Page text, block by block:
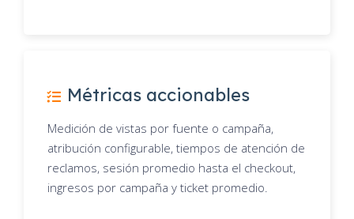
Métricas accionables
Medición de vistas por fuente o campaña,
atribución configurable, tiempos de atención de
reclamos, sesión promedio hasta el checkout,
ingresos por campaña y ticket promedio.